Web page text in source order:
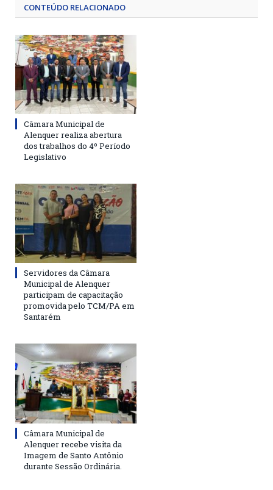
CONTEÚDO RELACIONADO
Câmara Municipal de
Alenquer realiza abertura
dos trabalhos do 4º Período
Legislativo
Servidores da Câmara
Municipal de Alenquer
participam de capacitação
promovida pelo TCM/PA em
Santarém
Câmara Municipal de
Alenquer recebe visita da
Imagem de Santo Antônio
durante Sessão Ordinária.